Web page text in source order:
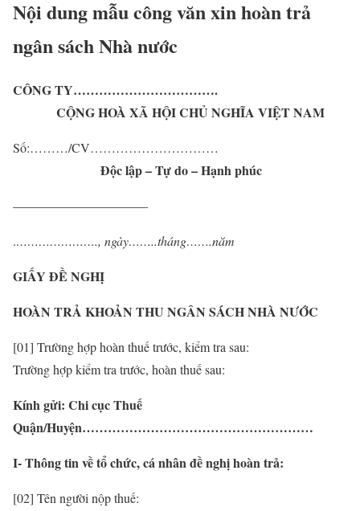
Nội dung mẫu công văn xin hoàn trả
ngân sách Nhà nước
CÔNG TY…………………………….
CỘNG HOÀ XÃ HỘI CHỦ NGHĨA VIỆT NAM
Số:………/CV…………………………
Độc lập – Tự do – Hạnh phúc
——————————–
.…………………., ngày……..tháng…….năm
GIẤY ĐỀ NGHỊ
HOÀN TRẢ KHOẢN THU NGÂN SÁCH NHÀ NƯỚC
[01] Trường hợp hoàn thuế trước, kiểm tra sau: 
Trường hợp kiểm tra trước, hoàn thuế sau: 
Kính gửi: Chi cục Thuế
Quận/Huyện………………………………………………
I- Thông tin về tổ chức, cá nhân đề nghị hoàn trả:
[02] Tên người nộp thuế: